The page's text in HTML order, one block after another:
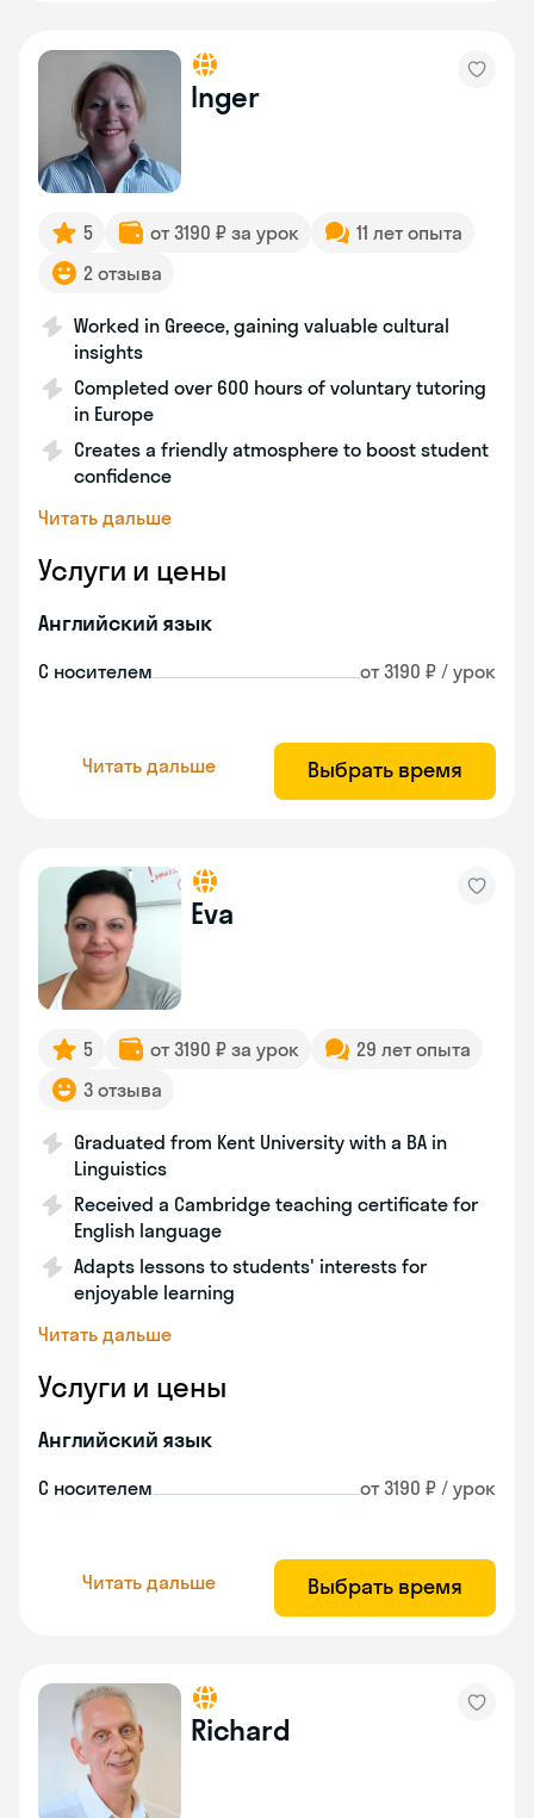
Inger
5 от 3190 ₽ за урок
11 лет опыта
2 отзыва
Worked in Greece, gaining valuable cultural
insights
Completed over 600 hours of voluntary tutoring
in Europe
Creates a friendly atmosphere to boost student
confidence
Читать дальше
Услуги и цены
Английский язык
С носителем от 3190 ₽ / урок
Читать дальше Выбрать время
Eva
5 от 3190 ₽ за урок
29 лет опыта
3 отзыва
Graduated from Kent University with a BA in
Linguistics
Received a Cambridge teaching certificate for
English language
Adapts lessons to students' interests for
enjoyable learning
Читать дальше
Услуги и цены
Английский язык
С носителем от 3190 ₽ / урок
Читать дальше Выбрать время
Richard